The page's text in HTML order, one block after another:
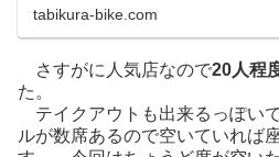
tabikura-bike.com
さすがに人気店なので20人程
た。
テイクアウトも出来るっぽい
ルが数席あるので空いていれば